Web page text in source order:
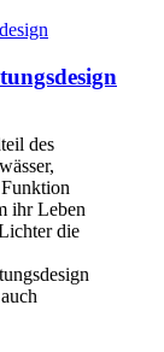
des
ihr Leben
die